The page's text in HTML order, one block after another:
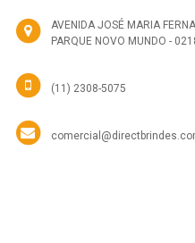
AVENIDA JOSÉ MARIA
PARQUE NOVO MUNDO -
(11) 2308-5075